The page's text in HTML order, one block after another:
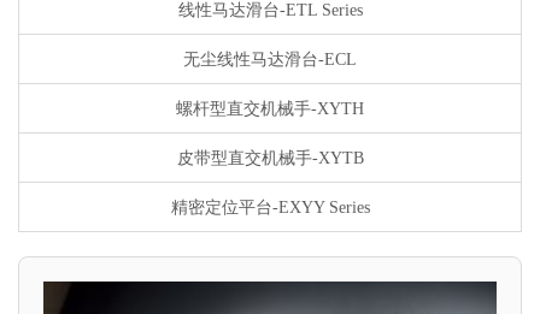
线性马达滑台-ETL Series
无尘线性马达滑台-ECL
螺杆型直交机械手-XYTH
皮带型直交机械手-XYTB
精密定位平台-EXYY Series